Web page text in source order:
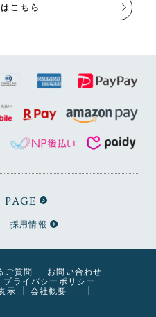
こちら
採用情報
ご質問
お問い合わせ
プライバシーポリシー
示
会社概要